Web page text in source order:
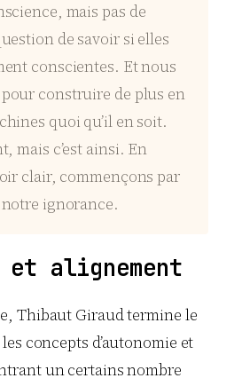
mais pas de
de savoir si elles
conscientes. Et nous
construire de plus en
quoi qu’il en soit.
mais c’est ainsi. En
clair, commençons par
ignorance.
et alignement
Thibaut Giraud termine le
concepts d’autonomie et
un certains nombre